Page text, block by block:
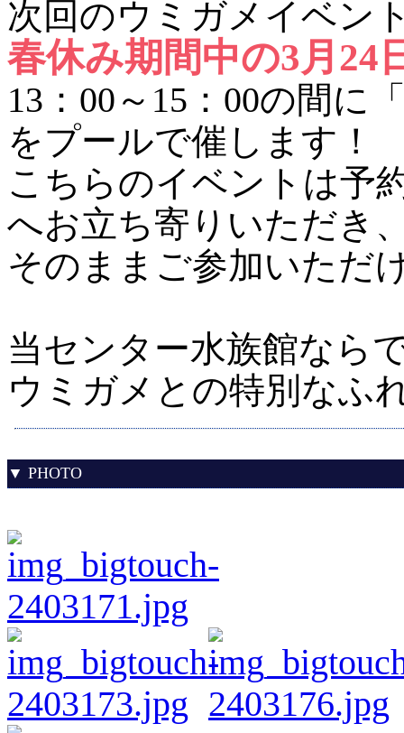
次回のウミガメイベン
春休み期間中の3月24
13：00～15：00の間に
をプールで催します！
こちらのイベントは予
へお立ち寄りいただき
そのままご参加いただ
当センター水族館なら
ウミガメとの特別なふ
▼ PHOTO